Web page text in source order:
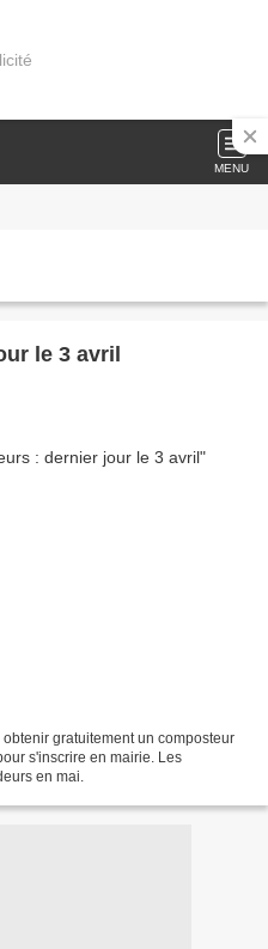
MENU
le 3 avril
gratuitement un composteur
s'inscrire en mairie. Les
en mai.